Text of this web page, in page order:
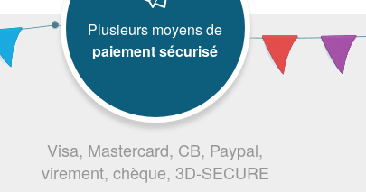
Plusieurs moyens de
paiement sécurisé
Visa, Mastercard, CB, Paypal,
virement, chèque, 3D-SECURE